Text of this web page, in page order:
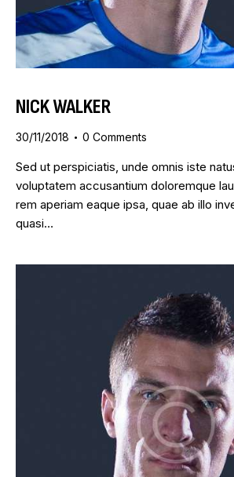
NICK WALKER
30/11/2018 0 Comments
Sed ut perspiciatis, unde omnis iste
voluptatem accusantium doloremque
rem aperiam eaque ipsa, quae ab illo
quasi…